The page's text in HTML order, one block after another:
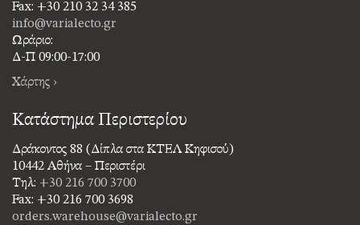
Fax: +30 210 32 34 385
info@varialecto.gr
Ωράριο:
Δ-Π 09:00-17:00
Χάρτης ›
Κατάστημα Περιστερίου
Δράκοντος 88 (Δίπλα στα ΚΤΕΛ Κηφισού)
10442 Αθήνα – Περιστέρι
Τηλ: +30 216 700 3700
Fax: +30 216 700 3698
orders.warehouse@varialecto.gr